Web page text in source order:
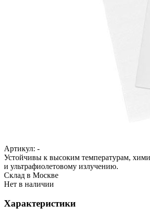
Артикул: -
Устойчивы к высоким температурам,
и ультрафиолетовому излучению.
Cклад в Москве
Нет в наличии
Характеристики